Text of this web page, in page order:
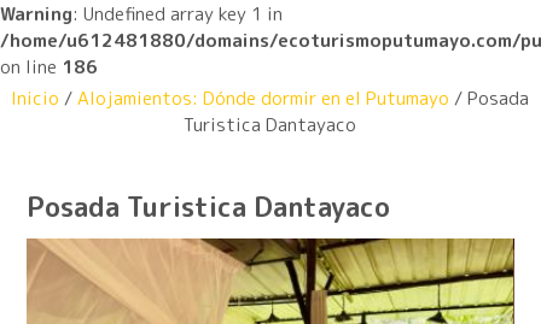
Warning: Undefined array key 1 in
/home/u612481880/domains/ecoturismoputumayo.com/
on line 186
Inicio /Alojamientos: Dónde dormir en el Putumayo / Posada
Turistica Dantayaco
Posada Turistica Dantayaco